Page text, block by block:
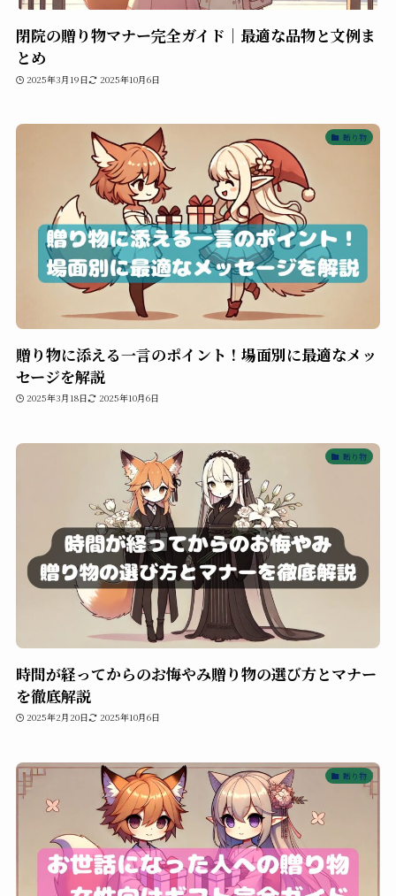
閉院の贈り物マナー完全ガイド｜最適な品物と文例ま
とめ
2025年3月19日 2025年10月6日
贈り物
贈り物に添える一言のポイント！場面別に最適なメッ
セージを解説
2025年3月18日 2025年10月6日
贈り物
時間が経ってからのお悔やみ贈り物の選び方とマナー
を徹底解説
2025年2月20日 2025年10月6日
贈り物